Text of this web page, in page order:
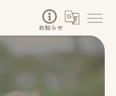
お知らせ